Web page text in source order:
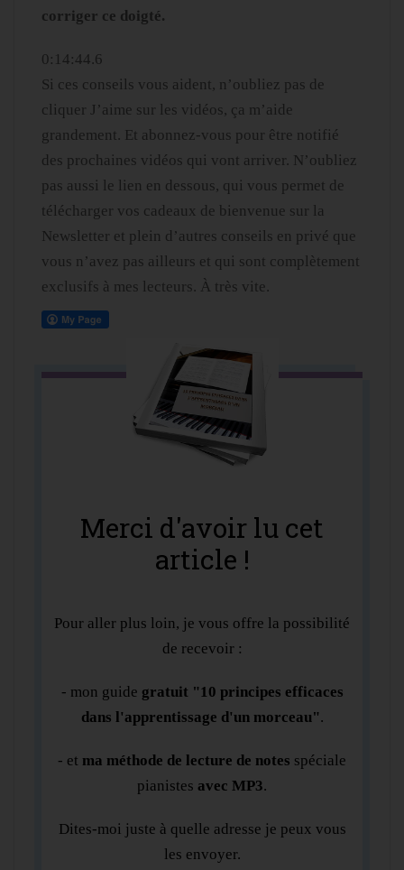
corriger ce doigté.
0:14:44.6
Si ces conseils vous aident, n’oubliez pas de
cliquer J’aime sur les vidéos, ça m’aide
grandement. Et abonnez-vous pour être notifié
des prochaines vidéos qui vont arriver. N’oubliez
pas aussi le lien en dessous, qui vous permet de
télécharger vos cadeaux de bienvenue sur la
Newsletter et plein d’autres conseils en privé que
vous n’avez pas ailleurs et qui sont complètement
exclusifs à mes lecteurs. À très vite.
Merci d'avoir lu cet
article !
Pour aller plus loin, je vous offre la possibilité
de recevoir :
- mon guide gratuit "10 principes efficaces
dans l'apprentissage d'un morceau".
- et ma méthode de lecture de notes spéciale
pianistes avec MP3.
Dites-moi juste à quelle adresse je peux vous
les envoyer.